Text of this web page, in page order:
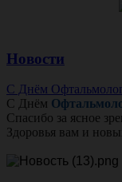
Новости
С Днём
С Днём
Спасибо за ясное
Здоровья вам и